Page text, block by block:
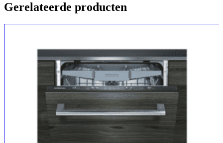
Gerelateerde producten